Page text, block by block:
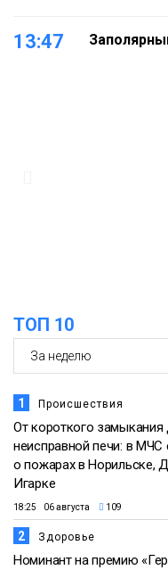
13:47
ТОП 10
1 Происшествия
От короткого замыкания
неисправной печи: в
о пожарах в Норильске,
Игарке
18:25 06 августа 109
2 Здоровье
Номинант на премию